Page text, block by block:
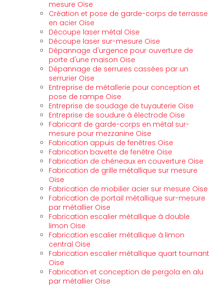
mesure Oise
Création et pose de garde-corps de terrasse
en acier Oise
Découpe laser métal Oise
Découpe laser sur-mesure Oise
Dépannage d'urgence pour ouverture de
porte d'une maison Oise
Dépannage de serrures cassées par un
serrurier Oise
Entreprise de métallerie pour conception et
pose de rampe Oise
Entreprise de soudage de tuyauterie Oise
Entreprise de soudure à électrode Oise
Fabricant de garde-corps en métal sur-
mesure pour mezzanine Oise
Fabrication appuis de fenêtres Oise
Fabrication bavette de fenêtre Oise
Fabrication de chéneaux en couverture Oise
Fabrication de grille métallique sur mesure
Oise
Fabrication de mobilier acier sur mesure Oise
Fabrication de portail métallique sur-mesure
par métallier Oise
Fabrication escalier métallique à double
limon Oise
Fabrication escalier métallique à limon
central Oise
Fabrication escalier métallique quart tournant
Oise
Fabrication et conception de pergola en alu
par métallier Oise